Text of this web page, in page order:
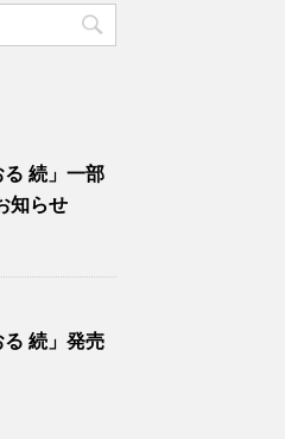
る 続」一部
知らせ
る 続」発売